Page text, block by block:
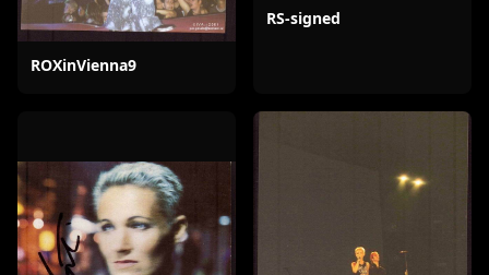
ROXinVienna9
RS-signed